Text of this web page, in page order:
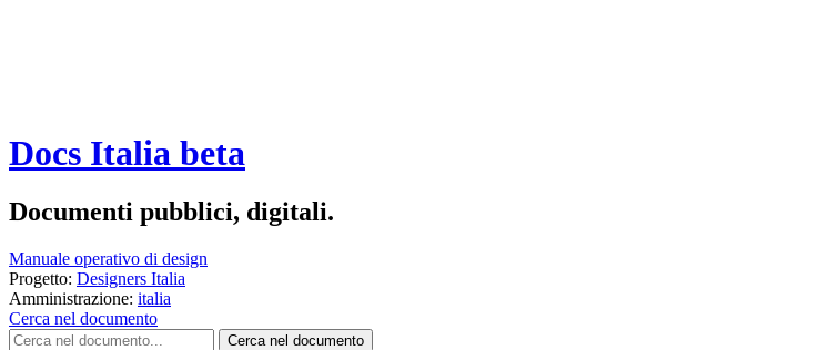
Docs Italia beta
Documenti pubblici, digitali.
Manuale operativo di design
Progetto: Designers Italia
Amministrazione: italia
Cerca nel documento
Cerca nel documento